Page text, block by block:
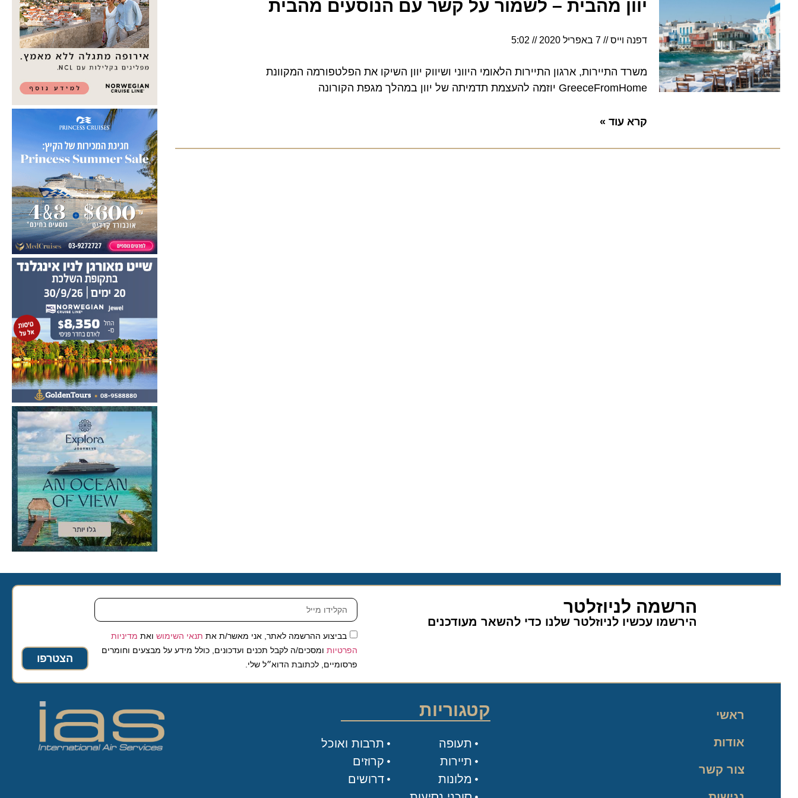
יוון מהבית – לשמור על קשר עם הנוסעים מהבית
דפנה וייס 7 באפריל 2020 5:02
משרד התיירות, ארגון התיירות הלאומי היווני ושיווק יוון השיקו את הפלטפורמה המקוונת
GreeceFromHome יוזמה להעצמת תדמיתה של יוון במהלך מגפת הקורונה
קרא עוד »
הרשמה לניוזלטר
הירשמו עכשיו לניוזלטר שלנו כדי להשאר מעודכנים
בביצוע ההרשמה לאתר, אני מאשר/ת אתתנאי השימושואת מדיניות
הפרטיותומסכים/ה לקבל תכנים ועדכונים, כולל מידע על מבצעים וחומרים
פרסומיים, לכתובת הדוא״ל שלי.
הצטרפו
ראשי
אודות
צור קשר
קטגוריות
תעופה
תיירות
מלונות
תרבות ואוכל
קרוזים
דרושים